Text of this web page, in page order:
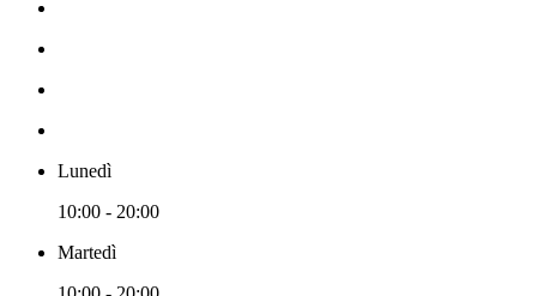
Lunedì
10:00 - 20:00
Martedì